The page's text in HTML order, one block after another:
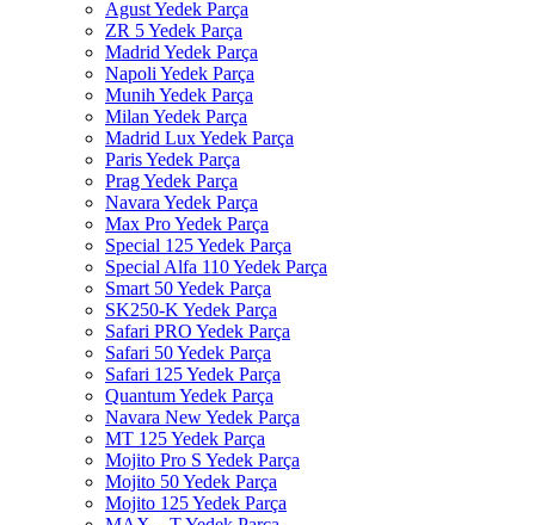
Agust Yedek Parça
ZR 5 Yedek Parça
Madrid Yedek Parça
Napoli Yedek Parça
Munih Yedek Parça
Milan Yedek Parça
Madrid Lux Yedek Parça
Paris Yedek Parça
Prag Yedek Parça
Navara Yedek Parça
Max Pro Yedek Parça
Special 125 Yedek Parça
Special Alfa 110 Yedek Parça
Smart 50 Yedek Parça
SK250-K Yedek Parça
Safari PRO Yedek Parça
Safari 50 Yedek Parça
Safari 125 Yedek Parça
Quantum Yedek Parça
Navara New Yedek Parça
MT 125 Yedek Parça
Mojito Pro S Yedek Parça
Mojito 50 Yedek Parça
Mojito 125 Yedek Parça